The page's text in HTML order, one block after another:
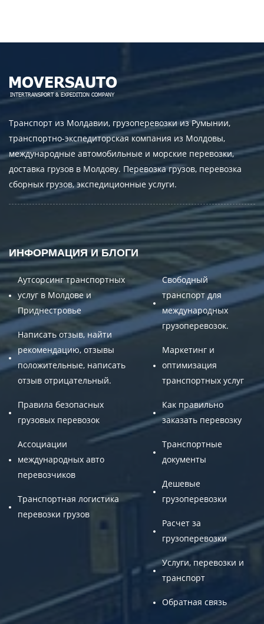
Транспорт из Молдавии, грузоперевозки из Румынии,
транспортно-экспедиторская компания из Молдовы,
международные автомобильные и морские перевозки,
доставка грузов в Молдову. Перевозка грузов, перевозка
сборных грузов, экспедиционные услуги.
ИНФОРМАЦИЯ И БЛОГИ
Аутсорсинг транспортных
услуг в Молдове и
Приднестровье
Написать отзыв, найти
рекомендацию, отзывы
положительные, написать
отзыв отрицательный.
Правила безопасных
грузовых перевозок
Ассоциации
международных авто
перевозчиков
Транспортная логистика
перевозки грузов
Свободный
транспорт для
международных
грузоперевозок.
Маркетинг и
оптимизация
транспортных услуг
Как правильно
заказать перевозку
Транспортные
документы
Дешевые
грузоперевозки
Расчет за
грузоперевозки
Услуги, перевозки и
транспорт
Обратная связь